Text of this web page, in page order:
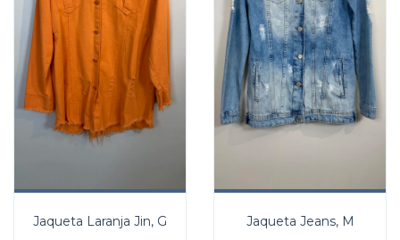
Jaqueta Laranja Jin, G Jaqueta Jeans, M